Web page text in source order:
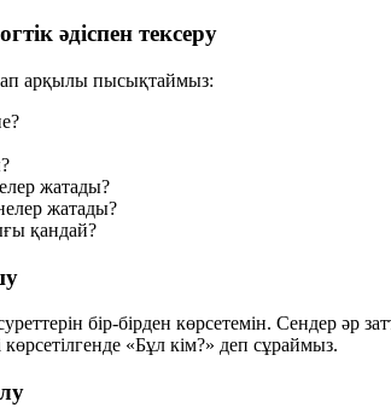
әдіспен тексеру
арқылы пысықтаймыз:
жатады?
жатады?
қандай?
бір-бірден көрсетемін. Сендер әр
«Бұл кім?» деп сұраймыз.